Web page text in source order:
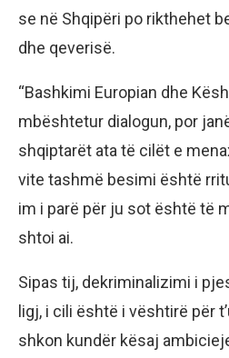
se në Shqipëri po rikthehet
dhe qeverisë.
“Bashkimi Europian dhe
mbështetur dialogun, por
shqiptarët ata të cilët e
vite tashmë besimi është
im i parë për ju sot është të
shtoi ai.
Sipas tij, dekriminalizimi i
ligj, i cili është i vështirë për
shkon kundër kësaj